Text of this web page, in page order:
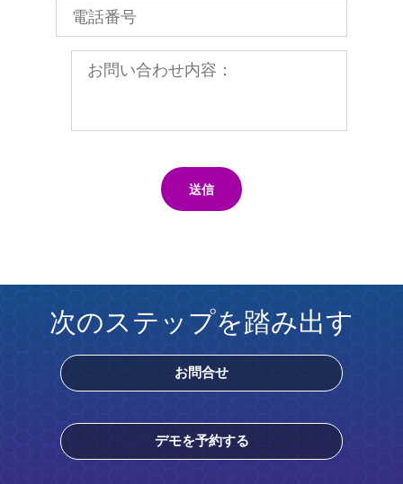
送信
次のステップを踏み出す
お問合せ
デモを予約する